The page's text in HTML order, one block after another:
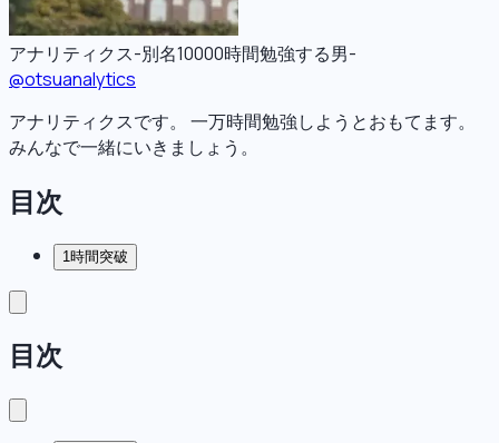
アナリティクス-別名10000時間勉強する男-
@otsuanalytics
アナリティクスです。 一万時間勉強しようとおもてます。
みんなで一緒にいきましょう。
目次
1時間突破
目次